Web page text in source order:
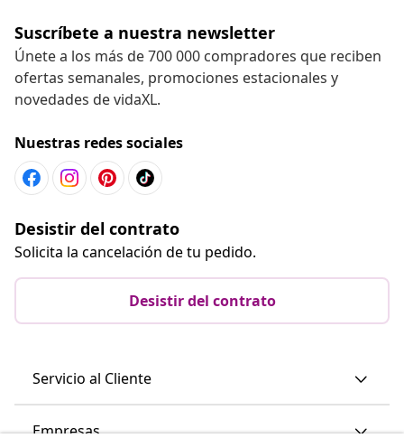
Suscríbete a nuestra newsletter
Únete a los más de 700 000 compradores que reciben
ofertas semanales, promociones estacionales y
novedades de vidaXL.
Nuestras redes sociales
Desistir del contrato
Solicita la cancelación de tu pedido.
Desistir del contrato
Servicio al Cliente
Empresas